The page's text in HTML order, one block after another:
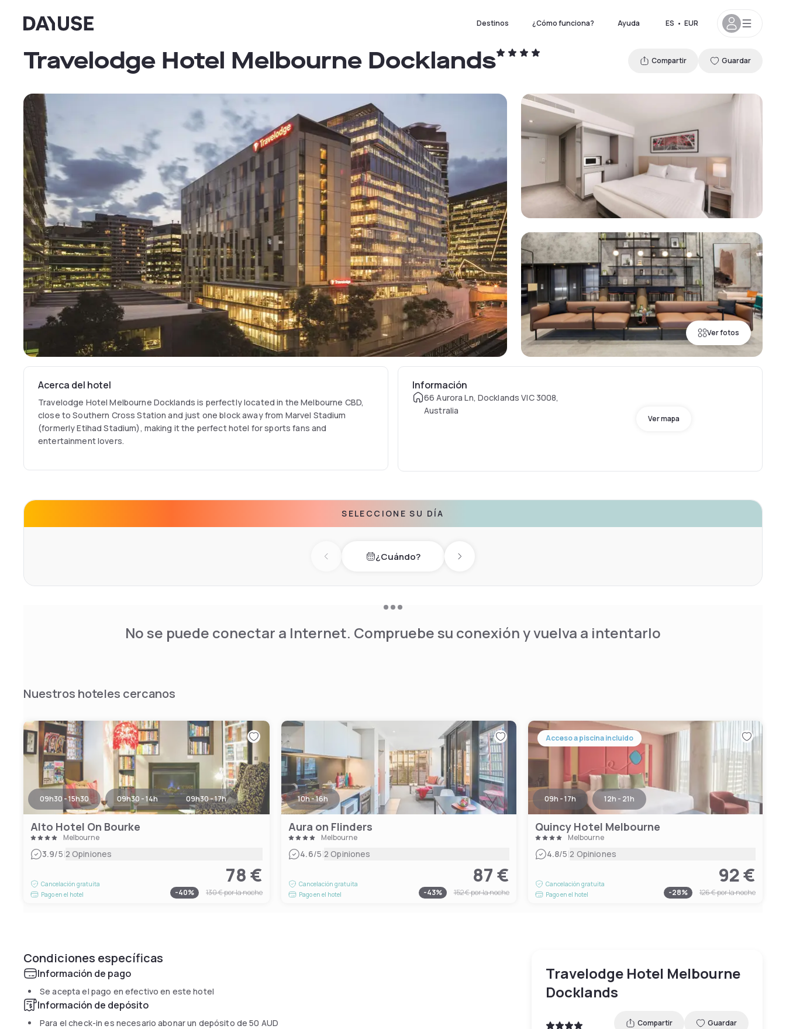
Dayuse Destinos ¿Cómo funciona? Ayuda ES • EUR
Ver fotos
Travelodge Hotel Melbourne Docklands Compartir Guardar
Acerca del hotel
Travelodge Hotel Melbourne Docklands is perfectly located in the Melbourne CBD,
close to Southern Cross Station and just one block away from Marvel Stadium
(formerly Etihad Stadium), making it the perfect hotel for sports fans and
entertainment lovers.
Información
66 Aurora Ln, Docklands VIC 3008,
Australia
Ver mapa
SELECCIONE SU DÍA
Previous day¿Cuándo? Next day
No se puede conectar a Internet. Compruebe su conexión y vuelva a intentarlo
Nuestros hoteles cercanos
09h30 - 15h30 09h30 - 14h 09h30 - 17h
Alto Hotel On Bourke
Melbourne
3.9/5|2 Opiniones
Cancelación gratuita
Pago en el hotel
78 €
-40% 130 €por la noche
10h - 16h
Aura on Flinders
Melbourne
4.6/5|2 Opiniones
Cancelación gratuita
Pago en el hotel
87 €
-43% 152 €por la noche
Acceso a piscina incluido
09h - 17h 12h - 21h
Quincy Hotel Melbourne
Melbourne
4.8/5|2 Opiniones
Cancelación gratuita
Pago en el hotel
92 €
-28% 126 €por la noche
Condiciones específicas
Información de pago
Se acepta el pago en efectivo en este hotel
Información de depósito
Para el check-in es necesario abonar un depósito de50 AUD
Travelodge Hotel Melbourne
Docklands
Compartir Guardar